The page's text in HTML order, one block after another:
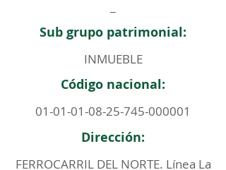
Sub grupo patrimonial:
INMUEBLE
Código nacional:
01-01-01-08-25-745-000001
Dirección:
FERROCARRIL DEL NORTE. Línea La